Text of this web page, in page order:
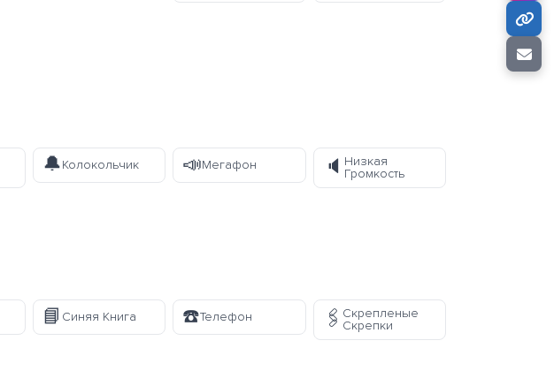
🔔Колокольчик 📣Мегафон 🔈 Низкая
Громкость
📘 Синяя Книга ☎️Телефон 🖇️ Скрепленые
Скрепки